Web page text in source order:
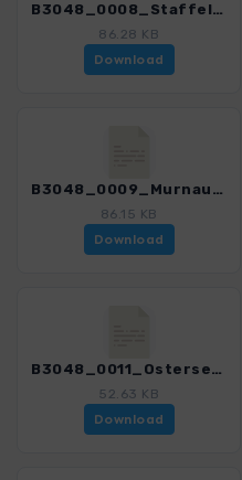
B3048_0008_Staffelsee_mit Var_3048_3.gpx
86.28 KB
Download
B3048_0009_MurnauerMoos_mit Var_3048_3.gpx
86.15 KB
Download
B3048_0011_Osterseen_3048_3.gpx
52.63 KB
Download